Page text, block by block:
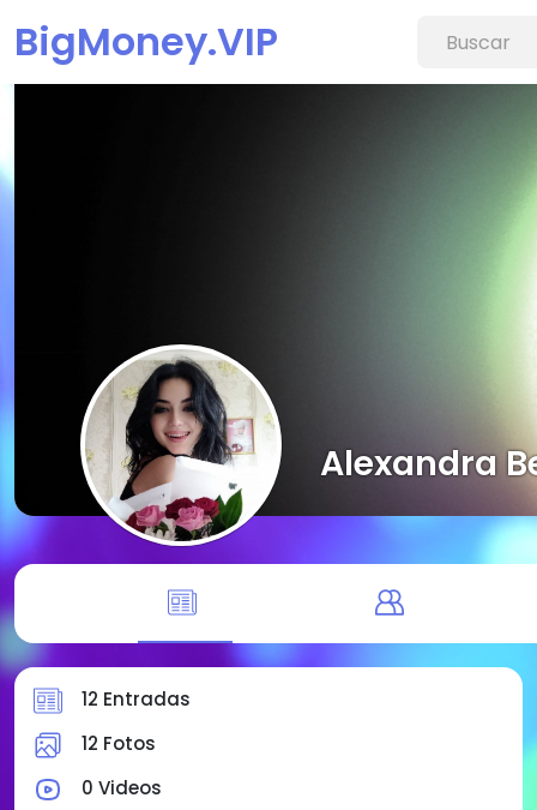
BigMoney.VIP
Alexandra
12 Entradas
12 Fotos
0 Videos